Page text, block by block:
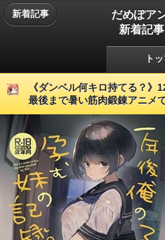
新着記事
だめぽア
新着記事
ト
《ダンベル何キロ持てる？》
最後まで暑い筋肉鍛錬アニメ